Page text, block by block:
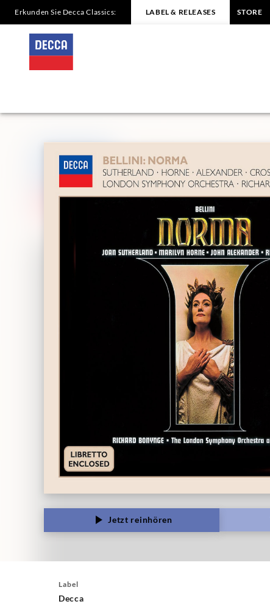
BELLINI
Norma
|
Decca
Classics
Erkunden Sie Decca Classics: LABEL & RELEASES STORE
Jetzt reinhören
Label
Decca